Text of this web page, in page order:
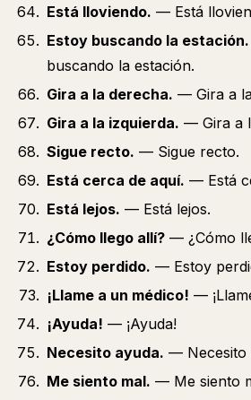
Está lloviendo. — Está
Estoy buscando la estación.
buscando la estación.
Gira a la derecha. — Gira a
Gira a la izquierda. — Gira a
Sigue recto. — Sigue recto.
Está cerca de aquí. — Está
Está lejos. — Está lejos.
¿Cómo llego allí? — ¿Cómo
Estoy perdido. — Estoy
¡Llame a un médico! —
¡Ayuda! — ¡Ayuda!
Necesito ayuda. — Necesito
Me siento mal. — Me siento